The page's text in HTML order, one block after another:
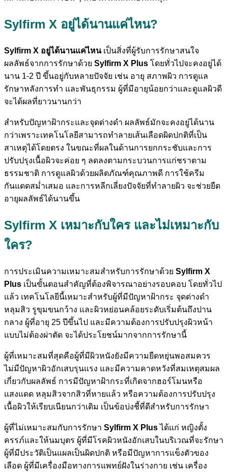
Sylfirm X อยู่ได้นานแค่ไหน?
Sylfirm X อยู่ได้นานแค่ไหนเป็นสิ่งที่ผู้รับการรักษาสนใจ
ผลลัพธ์จากการรักษาด้วย Sylfirm X Plus โดยทั่วไปจะคงอยู่ได้
นาน 1-2 ปี ขึ้นอยู่กับหลายปัจจัย เช่น อายุ สภาพผิว การดูแล
รักษาหลังการทำ และพันธุกรรม ผู้ที่มีอายุน้อยกว่าและดูแลผิวดี
จะได้ผลที่ยาวนานกว่า
สำหรับปัญหาฝ้ากระและจุดด่างดำ ผลลัพธ์มักจะคงอยู่ได้นาน
กว่าเพราะเทคโนโลยีสามารถทำลายเส้นเลือดผิดปกติที่เป็น
สาเหตุได้โดยตรง ในขณะที่ผลในด้านการยกกระชับและการ
ปรับปรุงเนื้อผิวจะค่อย ๆ ลดลงตามกระบวนการแก่ชราตาม
ธรรมชาติ การดูแลผิวด้วยผลิตภัณฑ์คุณภาพดี การใช้ครีม
กันแดดสม่ำเสมอ และการหลีกเลี่ยงปัจจัยที่ทำลายผิว จะช่วยยืด
อายุผลลัพธ์ได้นานขึ้น
Sylfirm X เหมาะกับใคร และไม่เหมาะกับ
ใคร?
การประเมินความเหมาะสมสำหรับการรักษาด้วย Sylfirm X
Plus เป็นขั้นตอนสำคัญที่ต้องพิจารณาอย่างรอบคอบ โดยทั่วไป
แล้ว เทคโนโลยีนี้เหมาะสำหรับผู้ที่มีปัญหาฝ้ากระ จุดด่างดำ
หลุมสิว รูขุมขนกว้าง และผิวหย่อนคล้อยระดับเริ่มต้นถึงปาน
กลาง ผู้ที่อายุ 25 ปีขึ้นไป และมีความต้องการปรับปรุงผิวหน้า
แบบไม่ต้องผ่าตัด จะได้ประโยชน์มากจากการรักษานี้
ผู้ที่เหมาะสมที่สุดคือผู้ที่มีผิวหนังยังมีความยืดหยุ่นพอสมควร
ไม่มีปัญหาผิวอักเสบรุนแรง และมีความคาดหวังที่สมเหตุสมผล
เกี่ยวกับผลลัพธ์ การมีปัญหาฝ้ากระที่เกิดจากฮอร์โมนหรือ
แสงแดด หลุมสิวจากสิวที่หายแล้ว หรือความต้องการปรับปรุง
เนื้อผิวให้เรียบเนียนกว่าเดิม เป็นข้อบ่งชี้ที่ดีสำหรับการรักษา
ผู้ที่ไม่เหมาะสมกับการรักษา Sylfirm X Plusได้แก่ หญิงตั้ง
ครรภ์และให้นมบุตร ผู้ที่มีโรคผิวหนังอักเสบในบริเวณที่จะรักษา
ผู้ที่มีประวัติเป็นแผลเป็นผิดปกติ หรือมีปัญหาการแข็งตัวของ
เลือด ผู้ที่มีเครื่องมือทางการแพทย์ฝังในร่างกาย เช่น เครื่อง